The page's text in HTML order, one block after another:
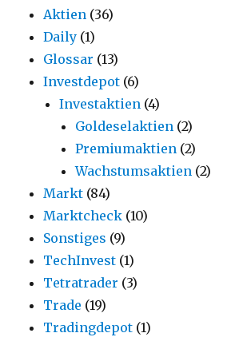
Aktien (36)
Daily (1)
Glossar (13)
Investdepot (6)
Investaktien (4)
Goldeselaktien (2)
Premiumaktien (2)
Wachstumsaktien (2)
Markt (84)
Marktcheck (10)
Sonstiges (9)
TechInvest (1)
Tetratrader (3)
Trade (19)
Tradingdepot (1)